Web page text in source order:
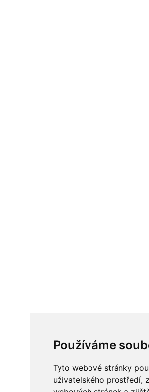
Používáme
Tyto webové stránky
uživatelského prostředí,